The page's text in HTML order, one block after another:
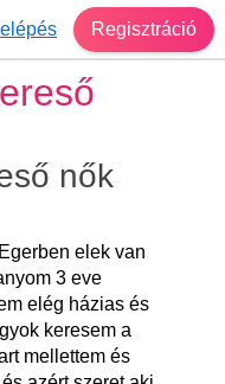
Regisztráció
nők
elek van
3 eve
elég házias és
keresem a
mellettem és